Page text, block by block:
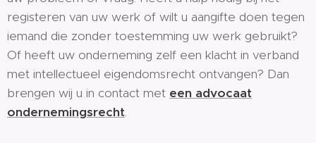
registeren van uw werk of wilt u aangifte doen tegen
iemand die zonder toestemming uw werk gebruikt?
Of heeft uw onderneming zelf een klacht in verband
met intellectueel eigendomsrecht ontvangen? Dan
brengen wij u in contact met een advocaat
ondernemingsrecht.